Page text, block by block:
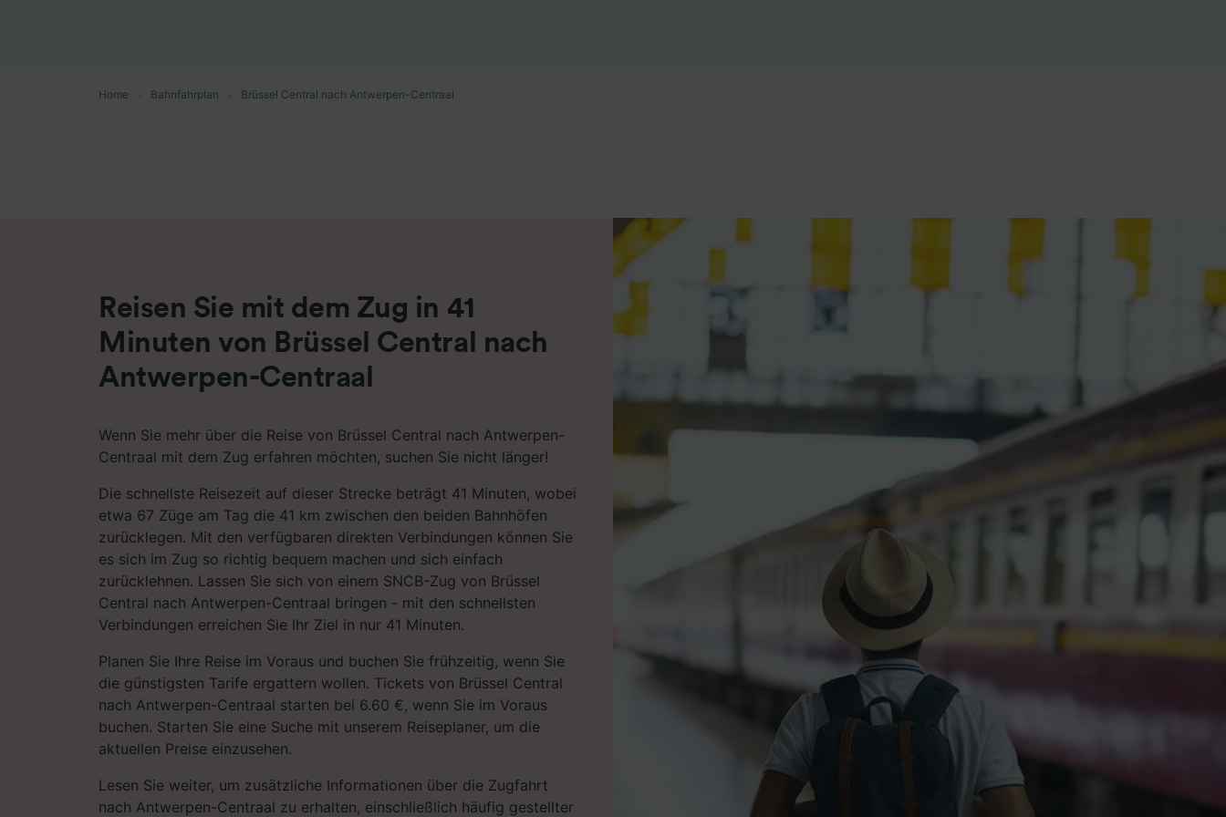
Home Bahnfahrplan Brüssel Central nach Antwerpen-Centraal
Reisen Sie mit dem Zug in 41
Minuten von Brüssel Central nach
Antwerpen-Centraal
Wenn Sie mehr über die Reise von Brüssel Central nach Antwerpen-
Centraal mit dem Zug erfahren möchten, suchen Sie nicht länger!
Die schnellste Reisezeit auf dieser Strecke beträgt 41 Minuten, wobei
etwa 67 Züge am Tag die 41 km zwischen den beiden Bahnhöfen
zurücklegen. Mit den verfügbaren direkten Verbindungen können Sie
es sich im Zug so richtig bequem machen und sich einfach
zurücklehnen. Lassen Sie sich von einem SNCB-Zug von Brüssel
Central nach Antwerpen-Centraal bringen - mit den schnellsten
Verbindungen erreichen Sie Ihr Ziel in nur 41 Minuten.
Planen Sie Ihre Reise im Voraus und buchen Sie frühzeitig, wenn Sie
die günstigsten Tarife ergattern wollen. Tickets von Brüssel Central
nach Antwerpen-Centraal starten bei 6.60 €, wenn Sie im Voraus
buchen. Starten Sie eine Suche mit unserem Reiseplaner, um die
aktuellen Preise einzusehen.
Lesen Sie weiter, um zusätzliche Informationen über die Zugfahrt
nach Antwerpen-Centraal zu erhalten, einschließlich häufig gestellter